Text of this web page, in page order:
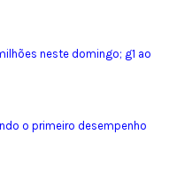
neste domingo; g1 ao
o primeiro desempenho